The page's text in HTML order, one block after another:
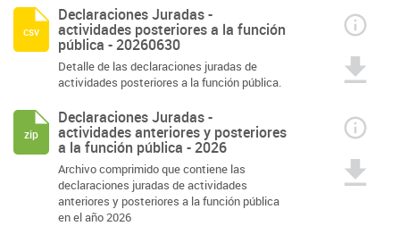
Declaraciones Juradas -
actividades posteriores a la función
pública - 20260630
Detalle de las declaraciones juradas de
actividades posteriores a la función pública.
csv
Declaraciones Juradas -
actividades anteriores y posteriores
a la función pública - 2026
Archivo comprimido que contiene las
declaraciones juradas de actividades
anteriores y posteriores a la función pública
en el año 2026
zip